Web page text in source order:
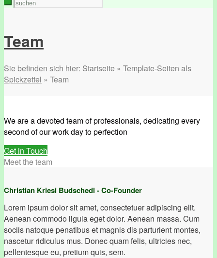
Team
Sie befinden sich hier: Startseite » Template-Seiten als
Spickzettel » Team
We are a devoted team of professionals, dedicating every
second of our work day to perfection
Get in Touch
Meet the team
Christian Kriesi Budschedl - Co-Founder
Lorem ipsum dolor sit amet, consectetuer adipiscing elit.
Aenean commodo ligula eget dolor. Aenean massa. Cum
sociis natoque penatibus et magnis dis parturient montes,
nascetur ridiculus mus. Donec quam felis, ultricies nec,
pellentesque eu, pretium quis, sem.